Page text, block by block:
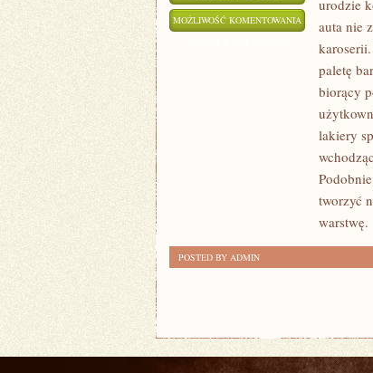
MOŻLIWOŚĆ KOMENTOWANIA
WŁAŚCICIEL
SAMOCHODU
ZWYKLE
ZASTANAWIA
JAKĄ
SUBSTANCJĄ
urodzie
auta nie
paletę
biorący
lakiery
tworzyć
warstwę.
POSTED BY ADMIN